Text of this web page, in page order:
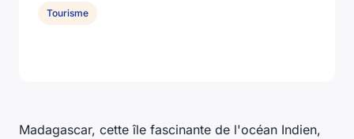
Madagascar, cette île fascinante de l'océan Indien,
Tourisme